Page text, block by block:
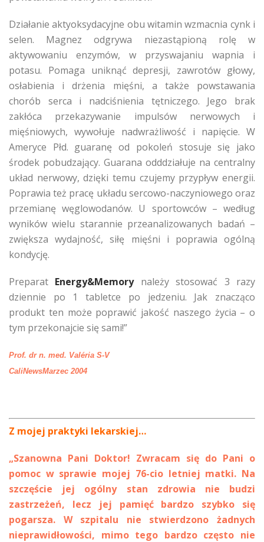
Działanie aktyoksydacyjne obu witamin wzmacnia cynk i
selen. Magnez odgrywa niezastąpioną rolę w
aktywowaniu enzymów, w przyswajaniu wapnia i
potasu. Pomaga uniknąć depresji, zawrotów głowy,
osłabienia i drżenia mięśni, a także powstawania
chorób serca i nadciśnienia tętniczego. Jego brak
zakłóca przekazywanie impulsów nerwowych i
mięśniowych, wywołuje nadwrażliwość i napięcie. W
Ameryce Płd. guaranę od pokoleń stosuje się jako
środek pobudzający. Guarana odddziałuje na centralny
układ nerwowy, dzięki temu czujemy przypływ energii.
Poprawia też pracę układu sercowo-naczyniowego oraz
przemianę węglowodanów. U sportowców – według
wyników wielu starannie przeanalizowanych badań –
zwiększa wydajność, siłę mięśni i poprawia ogólną
kondycję.
Preparat Energy&Memorynależy stosować 3 razy
dziennie po 1 tabletce po jedzeniu. Jak znacząco
produkt ten może poprawić jakość naszego życia – o
tym przekonajcie się sami!”
Prof. dr n. med. Valéria S-V
CaliNewsMarzec 2004
Z mojej praktyki lekarskiej…
„Szanowna Pani Doktor! Zwracam się do Pani o
pomoc w sprawie mojej 76-cio letniej matki. Na
szczęście jej ogólny stan zdrowia nie budzi
zastrzeżeń, lecz jej pamięć bardzo szybko się
pogarsza. W szpitalu nie stwierdzono żadnych
nieprawidłowości, mimo tego bardzo często nie